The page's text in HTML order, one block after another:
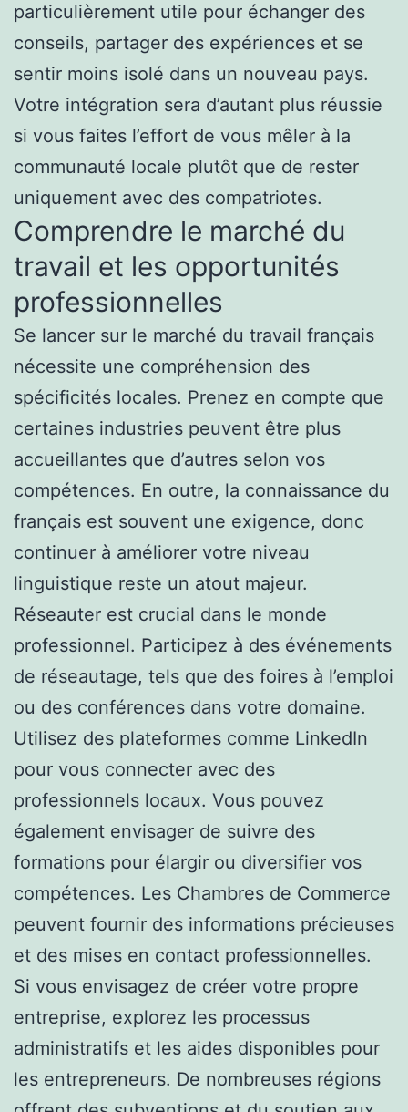
particulièrement utile pour échanger des
conseils, partager des expériences et se
sentir moins isolé dans un nouveau pays.
Votre intégration sera d’autant plus réussie
si vous faites l’effort de vous mêler à la
communauté locale plutôt que de rester
uniquement avec des compatriotes.
Comprendre le marché du
travail et les opportunités
professionnelles
Se lancer sur le marché du travail français
nécessite une compréhension des
spécificités locales. Prenez en compte que
certaines industries peuvent être plus
accueillantes que d’autres selon vos
compétences. En outre, la connaissance du
français est souvent une exigence, donc
continuer à améliorer votre niveau
linguistique reste un atout majeur.
Réseauter est crucial dans le monde
professionnel. Participez à des événements
de réseautage, tels que des foires à l’emploi
ou des conférences dans votre domaine.
Utilisez des plateformes comme LinkedIn
pour vous connecter avec des
professionnels locaux. Vous pouvez
également envisager de suivre des
formations pour élargir ou diversifier vos
compétences. Les Chambres de Commerce
peuvent fournir des informations précieuses
et des mises en contact professionnelles.
Si vous envisagez de créer votre propre
entreprise, explorez les processus
administratifs et les aides disponibles pour
les entrepreneurs. De nombreuses régions